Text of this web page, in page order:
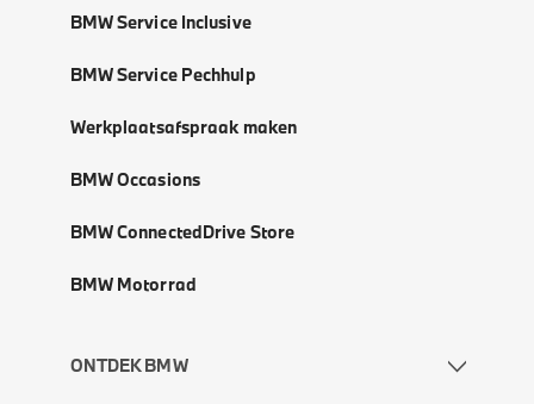
BMW Service Inclusive
BMW Service Pechhulp
Werkplaatsafspraak maken
BMW Occasions
BMW ConnectedDrive Store
BMW Motorrad
ONTDEK BMW